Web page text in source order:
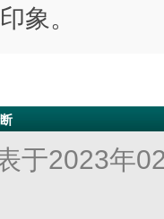
象。
于2023年